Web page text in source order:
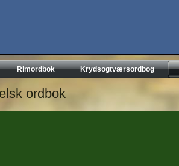
Rimordbok Krydsogtværsordbog
ordbok